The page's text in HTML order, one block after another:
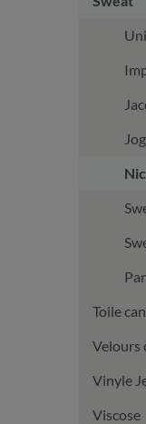
Uni
Toile
Velours
Vinyle
Viscose